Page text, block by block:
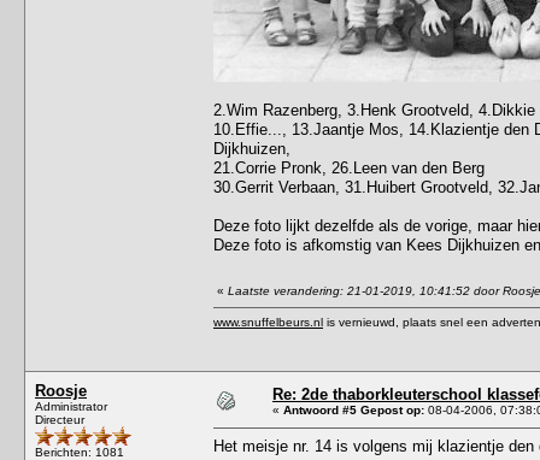
2.Wim Razenberg, 3.Henk Grootveld,
10.Effie..., 13.Jaantje Mos, 14.Klazientje den
Dijkhuizen,
21.Corrie Pronk, 26.Leen van den Berg
30.Gerrit Verbaan, 31.Huibert Grootveld,
Deze foto lijkt dezelfde als de vorige, maar
Deze foto is afkomstig van Kees Dijkhuizen
« Laatste verandering: 21-01-2019, 10:41:52 door Roosje
www.snuffelbeurs.nl is vernieuwd, plaats snel een
Roosje
Administrator
Directeur
Berichten: 1081
Re: 2de thaborkleuterschool
« Antwoord #5 Gepost op: 08-04-2006,
Het meisje nr. 14 is volgens mij klazientje den